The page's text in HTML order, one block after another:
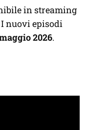
in streaming
I nuovi episodi
2026.